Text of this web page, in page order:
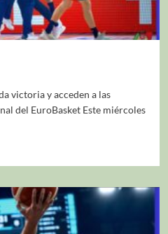
victoria y acceden a las
del EuroBasket Este miércoles